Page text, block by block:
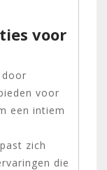
voor
door
voor
een intiem
zich
die